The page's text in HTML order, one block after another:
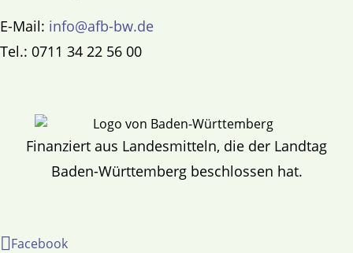
E-Mail: info@afb-bw.de
Tel.: 0711 34 22 56 00
Finanziert aus Landesmitteln, die der Landtag
Baden-Württemberg beschlossen hat.
Facebook